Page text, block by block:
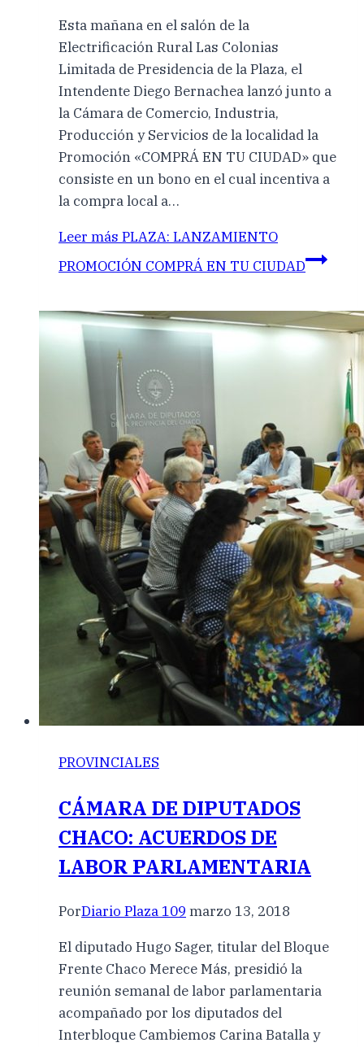
Esta mañana en el salón de la
Electrificación Rural Las Colonias
Limitada de Presidencia de la Plaza, el
Intendente Diego Bernachea lanzó junto a
la Cámara de Comercio, Industria,
Producción y Servicios de la localidad la
Promoción «COMPRÁ EN TU CIUDAD» que
consiste en un bono en el cual incentiva a
la compra local a…
Leer más PLAZA: LANZAMIENTO
PROMOCIÓN COMPRÁ EN TU CIUDAD
PROVINCIALES
CÁMARA DE DIPUTADOS
CHACO: ACUERDOS DE
LABOR PARLAMENTARIA
PorDiario Plaza 109 marzo 13, 2018
El diputado Hugo Sager, titular del Bloque
Frente Chaco Merece Más, presidió la
reunión semanal de labor parlamentaria
acompañado por los diputados del
Interbloque Cambiemos Carina Batalla y